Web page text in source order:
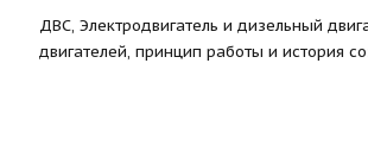
ДВС, Электродвигатель и дизельный
двигателей, принцип работы и история